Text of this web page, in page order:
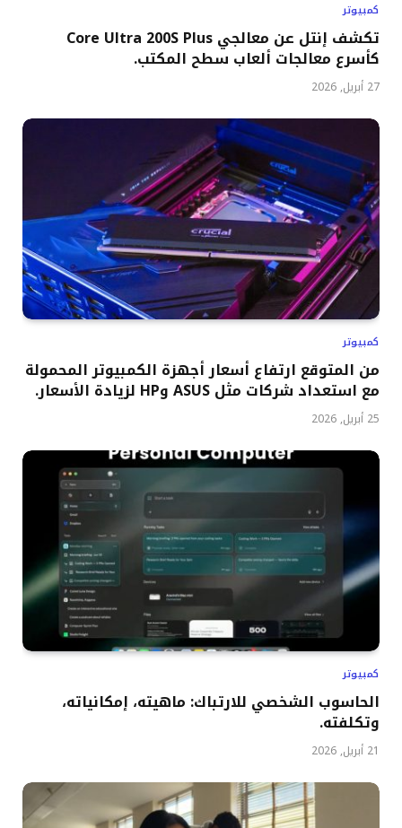
كمبيوتر
تكشف إنتل عن معالجي Core Ultra 200S Plus
كأسرع معالجات ألعاب سطح المكتب.
27 أبريل, 2026
كمبيوتر
من المتوقع ارتفاع أسعار أجهزة الكمبيوتر المحمولة
مع استعداد شركات مثل ASUS وHP لزيادة الأسعار.
25 أبريل, 2026
كمبيوتر
الحاسوب الشخصي للارتباك: ماهيته، إمكانياته،
وتكلفته.
21 أبريل, 2026